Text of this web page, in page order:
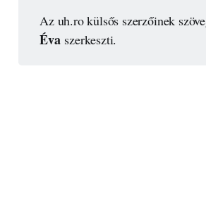
Az uh.ro külsős szerzőinek
Évaszerkeszti.